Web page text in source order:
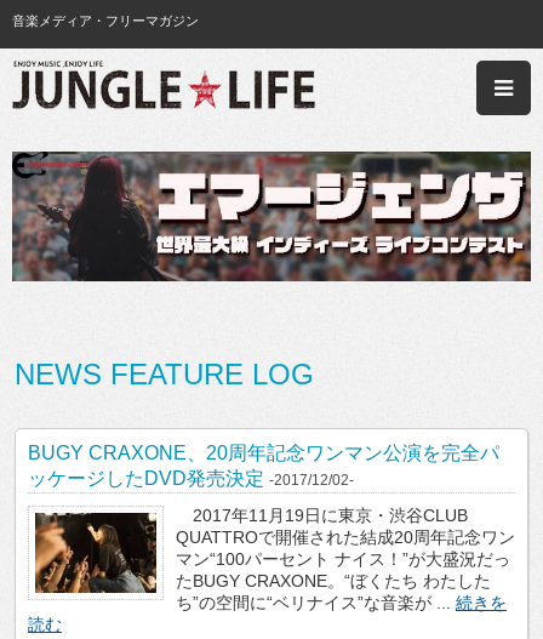
音楽メディア・フリーマガジン
NEWS FEATURE LOG
BUGY CRAXONE、20周年記念ワンマン公演を完全パ
ッケージしたDVD発売決定 -2017/12/02-
2017年11月19日に東京・渋谷CLUB
QUATTROで開催された結成20周年記念ワン
マン“100パーセント ナイス！”が大盛況だっ
たBUGY CRAXONE。“ぼくたち わたした
ち”の空間に“ベリナイス”な音楽が ... 続きを
読む